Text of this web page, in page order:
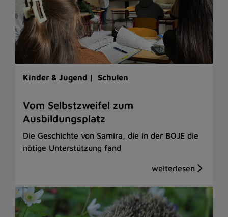
Kinder & Jugend | Schulen
Vom Selbstzweifel zum
Ausbildungsplatz
Die Geschichte von Samira, die in der BOJE die
nötige Unterstützung fand